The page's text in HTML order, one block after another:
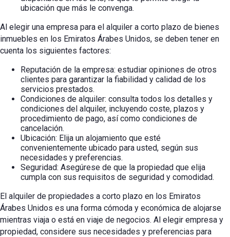
ubicación que más le convenga.
Al elegir una empresa para el alquiler a corto plazo de bienes
inmuebles en los Emiratos Árabes Unidos, se deben tener en
cuenta los siguientes factores:
Reputación de la empresa: estudiar opiniones de otros
clientes para garantizar la fiabilidad y calidad de los
servicios prestados.
Condiciones de alquiler: consulta todos los detalles y
condiciones del alquiler, incluyendo coste, plazos y
procedimiento de pago, así como condiciones de
cancelación.
Ubicación: Elija un alojamiento que esté
convenientemente ubicado para usted, según sus
necesidades y preferencias.
Seguridad: Asegúrese de que la propiedad que elija
cumpla con sus requisitos de seguridad y comodidad.
El alquiler de propiedades a corto plazo en los Emiratos
Árabes Unidos es una forma cómoda y económica de alojarse
mientras viaja o está en viaje de negocios. Al elegir empresa y
propiedad, considere sus necesidades y preferencias para